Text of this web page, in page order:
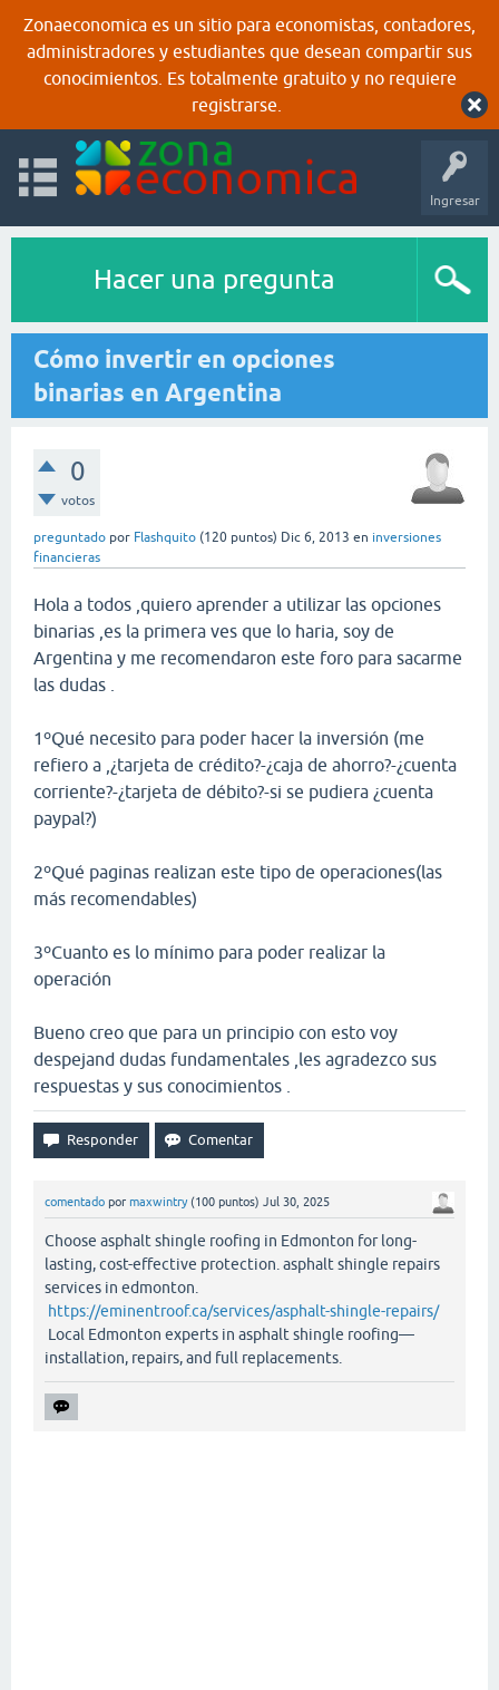
Zonaeconomica es un sitio para economistas, contadores,
administradores y estudiantes que desean compartir sus
conocimientos. Es totalmente gratuito y no requiere
registrarse.
Ingresar
Hacer una pregunta
Cómo invertir en opciones
binarias en Argentina
0
votos
preguntado por Flashquito (120 puntos) Dic 6, 2013 en inversiones
financieras
Hola a todos ,quiero aprender a utilizar las opciones
binarias ,es la primera ves que lo haria, soy de
Argentina y me recomendaron este foro para sacarme
las dudas .
1ºQué necesito para poder hacer la inversión (me
refiero a ,¿tarjeta de crédito?-¿caja de ahorro?-¿cuenta
corriente?-¿tarjeta de débito?-si se pudiera ¿cuenta
paypal?)
2ºQué paginas realizan este tipo de operaciones(las
más recomendables)
3ºCuanto es lo mínimo para poder realizar la
operación
Bueno creo que para un principio con esto voy
despejand dudas fundamentales ,les agradezco sus
respuestas y sus conocimientos .
comentado por maxwintry (100 puntos) Jul 30, 2025
Choose asphalt shingle roofing in Edmonton for long-
lasting, cost-effective protection. asphalt shingle repairs
services in edmonton.
https://eminentroof.ca/services/asphalt-shingle-repairs/
Local Edmonton experts in asphalt shingle roofing—
installation, repairs, and full replacements.